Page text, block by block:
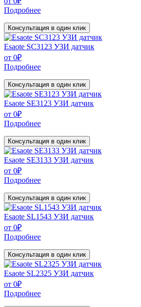
Подробнее
Консультация в один клик
Esaote SC3123 УЗИ датчик
от 0₽
Подробнее
Консультация в один клик
Esaote SE3123 УЗИ датчик
от 0₽
Подробнее
Консультация в один клик
Esaote SE3133 УЗИ датчик
от 0₽
Подробнее
Консультация в один клик
Esaote SL1543 УЗИ датчик
от 0₽
Подробнее
Консультация в один клик
Esaote SL2325 УЗИ датчик
от 0₽
Подробнее